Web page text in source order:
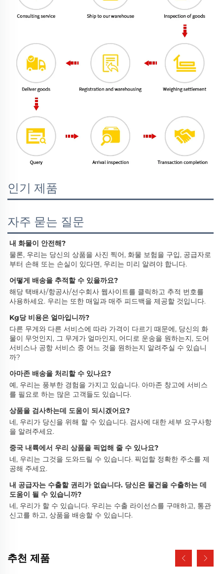
인기 제품
자주 묻는 질문
내 화물이 안전해?
물론, 우리는 당신의 상품을 사진 찍어, 화물 보험을 구입, 공급자로
부터 손해 또는 손실이 있다면, 우리는 미리 알려야 합니다.
어떻게 배송을 추적할 수 있을까요?
해당 택배사/항공사/선수회사 웹사이트를 클릭하고 추적 번호를
사용하세요. 우리는 또한 매일과 매주 피드백을 제공할 것입니다.
Kg당 비용은 얼마입니까?
다른 무게와 다른 서비스에 따라 가격이 다르기 때문에, 당신의 화
물이 무엇인지, 그 무게가 얼마인지, 어디로 운송을 원하는지, 도어
서비스나 공항 서비스 중 어느 것을 원하는지 알려주실 수 있습니
까?
아마존 배송을 처리할 수 있나요?
예, 우리는 풍부한 경험을 가지고 있습니다. 아마존 창고에 서비스
를 필요로 하는 많은 고객들도 있습니다.
상품을 검사하는데 도움이 되시겠어요?
네, 우리가 당신을 위해 할 수 있습니다. 검사에 대한 세부 요구사항
을 알려주세요.
중국 내륙에서 우리 상품을 픽업해 줄 수 있나요?
네, 우리는 그것을 도와드릴 수 있습니다. 픽업할 정확한 주소를 제
공해 주세요.
내 공급자는 수출할 권리가 없습니다. 당신은 물건을 수출하는 데
도움이 될 수 있습니까?
네, 우리가 할 수 있습니다. 우리는 수출 라이선스를 구매하고, 통관
신고를 하고, 상품을 배송할 수 있습니다.
추천 제품